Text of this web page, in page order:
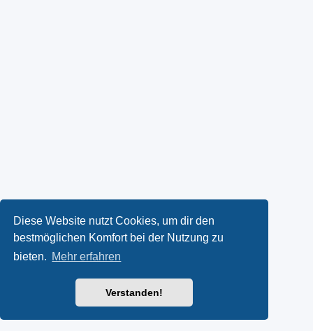
Diese Website nutzt Cookies, um dir den
bestmöglichen Komfort bei der Nutzung zu
bieten. Mehr erfahren
Verstanden!